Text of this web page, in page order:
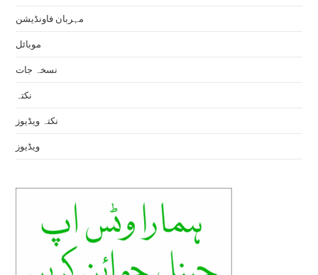
مہربان فاونڈیشن
موبائل
نسخہ جات
نکتہ
نکتہ ویڈیوز
ویڈیوز